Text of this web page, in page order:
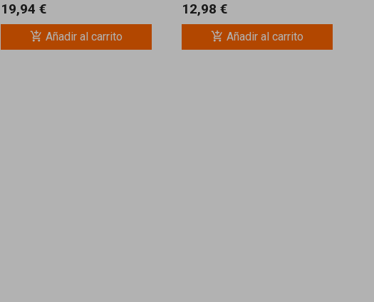
19,94 €
add_shopping_cart Añadir al carrito
12,98 €
add_shopping_cart Añadir al carrito